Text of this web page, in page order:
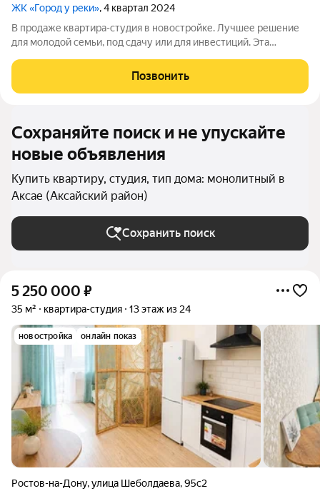
ЖК «Город у реки», 4 квартал 2024
В продаже квартира-студия в новостройке. Лучшее решение
для молодой семьи, под сдачу или для инвестиций. Эта
уютом и современным планированием помещений. Прихожая
переходит в просторную основную
Позвонить
Сохраняйте поиск и не упускайте
новые объявления
Купить квартиру, студия, тип дома: монолитный в
Аксае (Аксайский район)
Сохранить поиск
5 250 000 ₽
35 м² квартира-студия 13 этаж из 24
новостройка онлайн показ
Ростов-на-Дону,улица Шеболдаева,95с2